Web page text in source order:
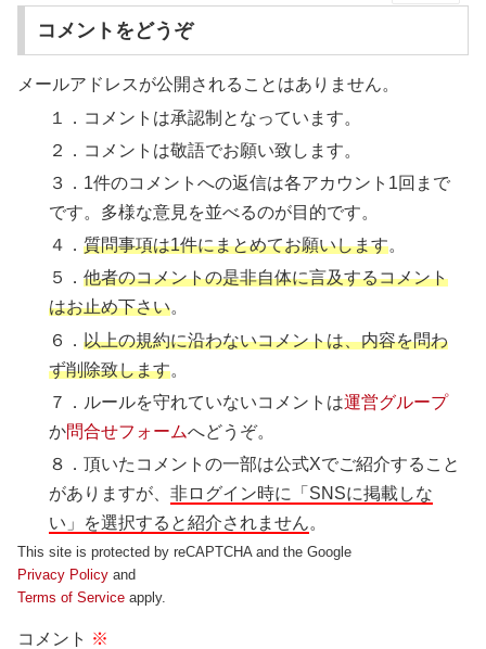
コメントをどうぞ
メールアドレスが公開されることはありません。
１．コメントは承認制となっています。
２．コメントは敬語でお願い致します。
３．1件のコメントへの返信は各アカウント1回まで
です。多様な意見を並べるのが目的です。
４．質問事項は1件にまとめてお願いします。
５．他者のコメントの是非自体に言及するコメント
はお止め下さい。
６．以上の規約に沿わないコメントは、内容を問わ
ず削除致します。
７．ルールを守れていないコメントは運営グループ
か問合せフォームへどうぞ。
８．頂いたコメントの一部は公式Xでご紹介すること
がありますが、非ログイン時に「SNSに掲載しな
い」を選択すると紹介されません。
This site is protected by reCAPTCHA and the Google
Privacy Policy and
Terms of Service apply.
コメント ※